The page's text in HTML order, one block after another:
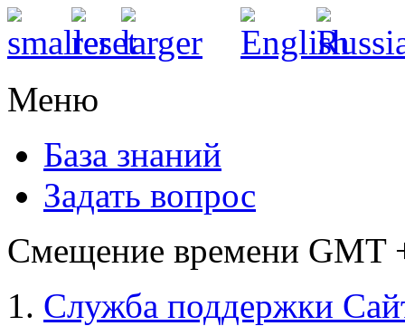
Меню
База знаний
Задать вопрос
Смещение времени GMT
Служба поддержки